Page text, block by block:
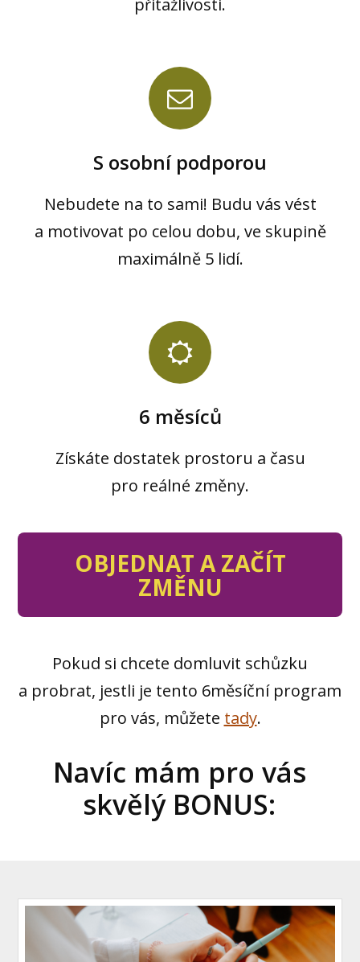
přitažlivosti.
S osobní podporou
Nebudete na to sami! Budu vás vést
a motivovat po celou dobu, ve skupině
maximálně 5 lidí.
6 měsíců
Získáte dostatek prostoru a času
pro reálné změny.
OBJEDNAT A ZAČÍT
ZMĚNU
Pokud si chcete domluvit schůzku
a probrat, jestli je tento 6měsíční program
pro vás, můžete tady.
Navíc mám pro vás
skvělý BONUS: